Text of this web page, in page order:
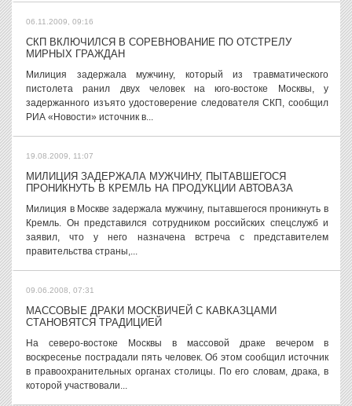
06.11.2009, 09:16
СКП ВКЛЮЧИЛСЯ В СОРЕВНОВАНИЕ ПО ОТСТРЕЛУ
МИРНЫХ ГРАЖДАН
Милиция задержала мужчину, который из травматического
пистолета ранил двух человек на юго-востоке Москвы, у
задержанного изъято удостоверение следователя СКП, сообщил
РИА «Новости» источник в...
19.08.2009, 11:07
МИЛИЦИЯ ЗАДЕРЖАЛА МУЖЧИНУ, ПЫТАВШЕГОСЯ
ПРОНИКНУТЬ В КРЕМЛЬ НА ПРОДУКЦИИ АВТОВАЗА
Милиция в Москве задержала мужчину, пытавшегося проникнуть в
Кремль. Он представился сотрудником российских спецслужб и
заявил, что у него назначена встреча с представителем
правительства страны,...
09.06.2008, 07:31
МАССОВЫЕ ДРАКИ МОСКВИЧЕЙ С КАВКАЗЦАМИ
СТАНОВЯТСЯ ТРАДИЦИЕЙ
На северо-востоке Москвы в массовой драке вечером в
воскресенье пострадали пять человек. Об этом сообщил источник
в правоохранительных органах столицы. По его словам, драка, в
которой участвовали...